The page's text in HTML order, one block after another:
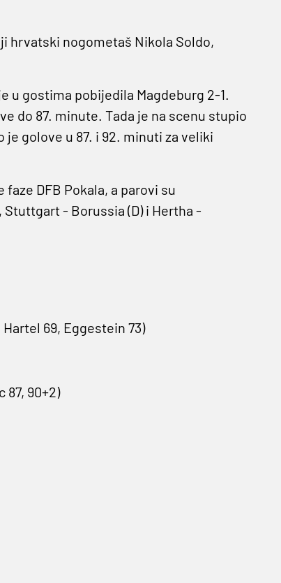
hrvatski nogometaš Nikola Soldo,
u gostima pobijedila Magdeburg 2-1.
do 87. minute. Tada je na scenu stupio
golove u 87. i 92. minuti za veliki
DFB Pokala, a parovi su
- Borussia (D) i Hertha -
69, Eggestein 73)
87, 90+2)